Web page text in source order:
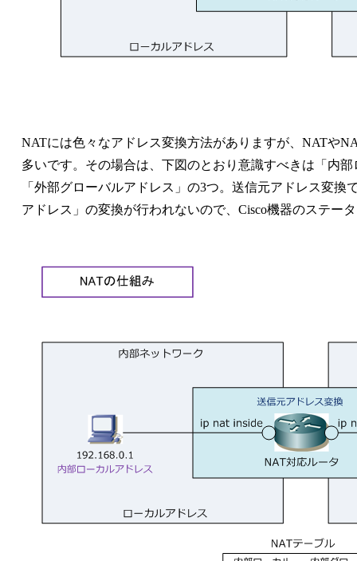
NATには色々なアドレス変換方法がありますが、NATや
多いです。その場合は、下図のとおり意識すべきは「内
「外部グローバルアドレス」の3つ。送信元アドレス変換
アドレス」の変換が行われないので、Cisco機器のステー